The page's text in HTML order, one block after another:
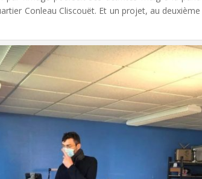
Conleau Cliscouët. Et un projet, au